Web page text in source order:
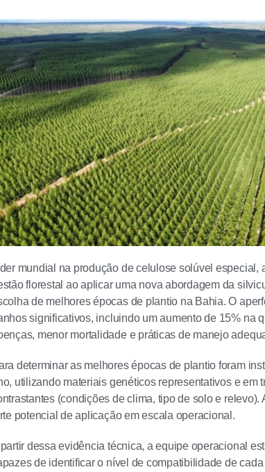
mundial na produção de celulose solúvel
florestal ao aplicar uma nova abordagem da
de melhores épocas de plantio na Bahia. O
significativos, incluindo um aumento de 15% na
menor mortalidade e práticas de manejo
determinar as melhores épocas de plantio foram
utilizando materiais genéticos representativos e
(condições de clima, tipo de solo e
potencial de aplicação em escala operacional.
dessa evidência técnica, a equipe operacional
de identificar o nível de compatibilidade de